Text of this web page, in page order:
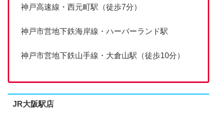
神戸高速線・西元町駅（徒歩7分）
神戸市営地下鉄海岸線・ハーバーランド駅
神戸市営地下鉄山手線・大倉山駅（徒歩10分）
JR大阪駅店